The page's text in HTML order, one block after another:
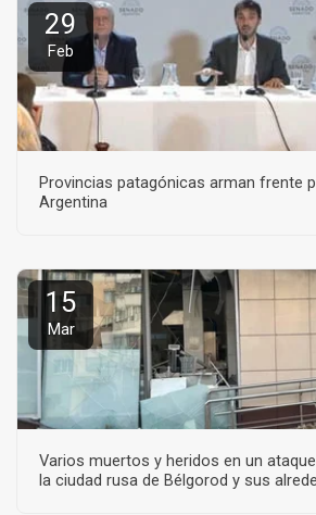
29
Feb
Provincias patagónicas arman frente
Argentina
15
Mar
Varios muertos y heridos en un
la ciudad rusa de Bélgorod y sus